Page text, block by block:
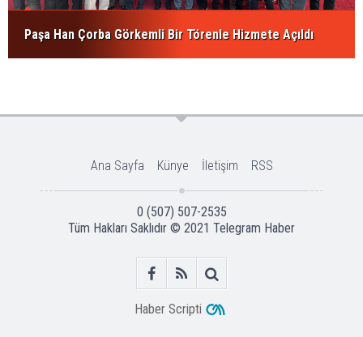
Paşa Han Çorba Görkemli Bir Törenle Hizmete Açıldı
Ana Sayfa Künye İletişim RSS
0 (507) 507-2535
Tüm Hakları Saklıdır © 2021 Telegram Haber
Haber Scripti